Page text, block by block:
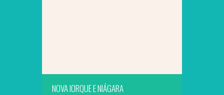
NOVA IORQUE E NIÁGARA